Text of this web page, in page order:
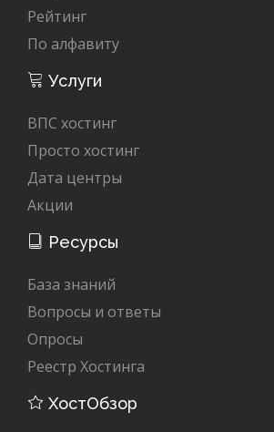
Рейтинг
По алфавиту
Услуги
ВПС хостинг
Просто хостинг
Дата центры
Акции
Ресурсы
База знаний
Вопросы и ответы
Опросы
Реестр Хостинга
ХостОбзор